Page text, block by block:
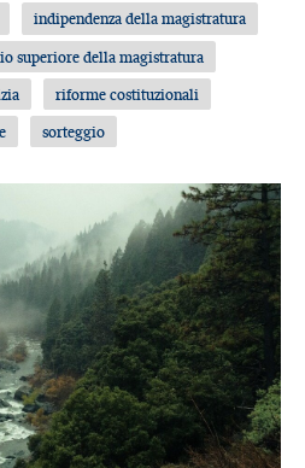
indipendenza della magistratura
superiore della magistratura
riforme costituzionali
sorteggio